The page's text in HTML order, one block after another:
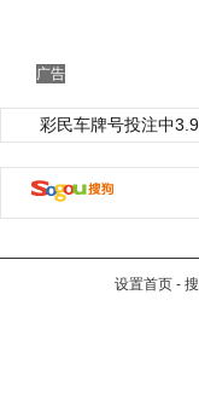
广告
彩民车牌号投注中
设置首页 -